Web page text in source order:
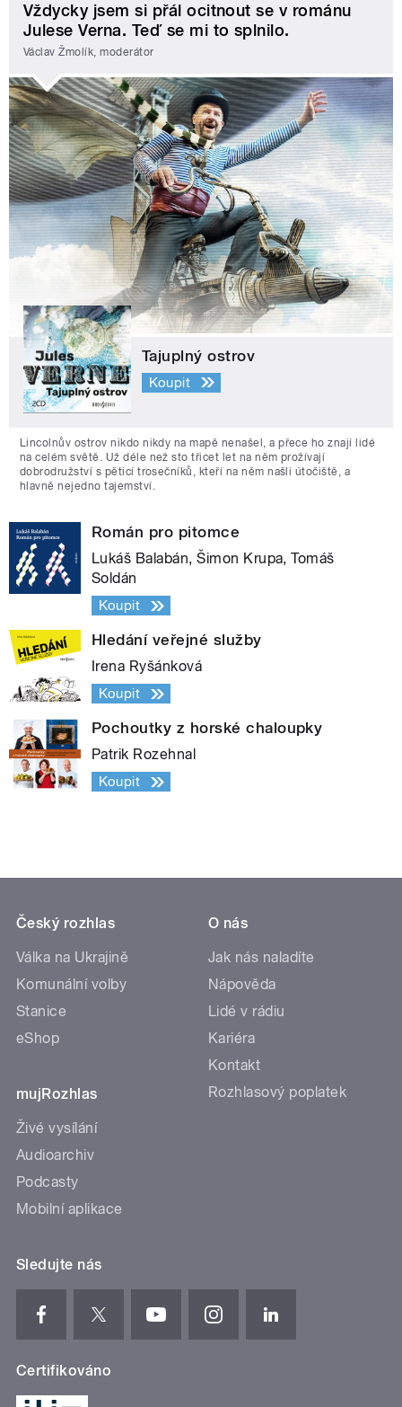
Vždycky jsem si přál ocitnout se v románu
Julese Verna. Teď se mi to splnilo.
Václav Žmolík, moderátor
Tajuplný ostrov
Koupit
Lincolnův ostrov nikdo nikdy na mapě nenašel, a přece ho znají lidé
na celém světě. Už déle než sto třicet let na něm prožívají
dobrodružství s pěticí trosečníků, kteří na něm našli útočiště, a
hlavně nejedno tajemství.
Román pro pitomce
Lukáš Balabán, Šimon Krupa, Tomáš
Soldán
Koupit
Hledání veřejné služby
Irena Ryšánková
Koupit
Pochoutky z horské chaloupky
Patrik Rozehnal
Koupit
Český rozhlas
Válka na Ukrajině
Komunální volby
Stanice
eShop
mujRozhlas
Živé vysílání
Audioarchiv
Podcasty
Mobilní aplikace
O nás
Jak nás naladíte
Nápověda
Lidé v rádiu
Kariéra
Kontakt
Rozhlasový poplatek
Sledujte nás
Certifikováno